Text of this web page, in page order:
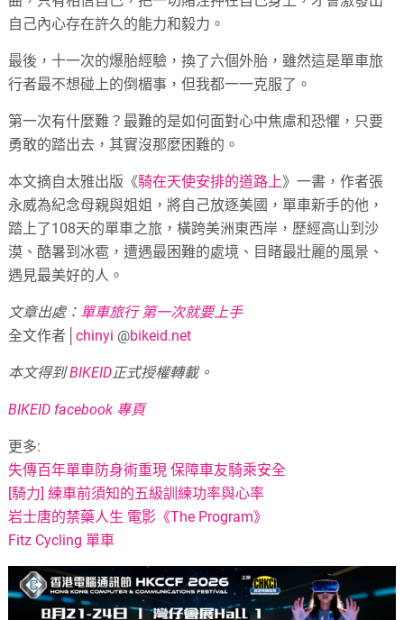
自己內心存在許久的能力和毅力。
最後，十一次的爆胎經驗，換了六個外胎，雖然這是單車旅
行者最不想碰上的倒楣事，但我都一一克服了。
第一次有什麼難？最難的是如何面對心中焦慮和恐懼，只要
勇敢的踏出去，其實沒那麼困難的。
本文摘自太雅出版《騎在天使安排的道路上》一書，作者張
永威為紀念母親與姐姐，將自己放逐美國，單車新手的他，
踏上了108天的單車之旅，橫跨美洲東西岸，歷經高山到沙
漠、酷暑到冰雹，遭遇最困難的處境、目睹最壯麗的風景、
遇見最美好的人。
文章出處： 單車旅行 第一次就要上手
全文作者│chinyi @bikeid.net
本文得到BIKEID正式授權轉載。
BIKEID facebook 專頁
更多:
失傳百年單車防身術重現 保障車友騎乘安全
[騎力] 練車前須知的五級訓練功率與心率
岩士唐的禁藥人生 電影《The Program》
Fitz Cycling 單車